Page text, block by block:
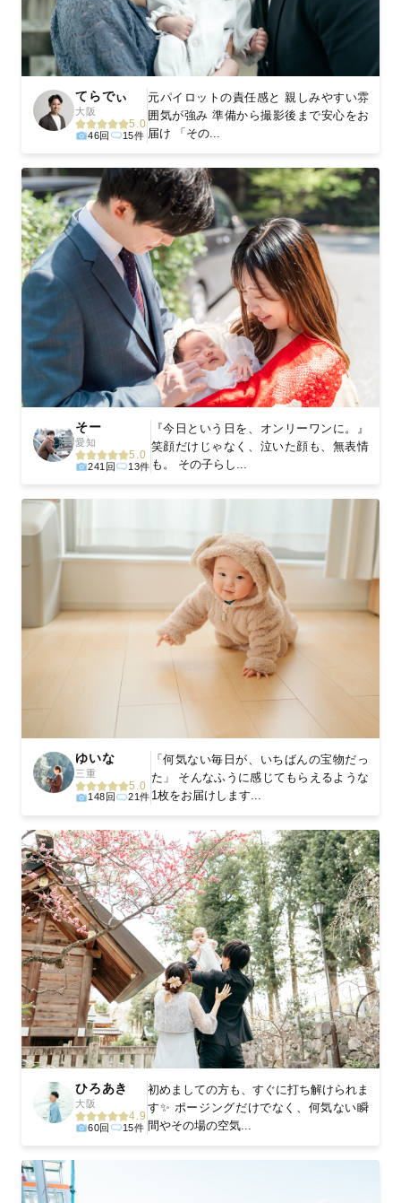
てらでぃ
大阪
5.0
46回 15件
元パイロットの責任感と 親しみやすい雰
囲気が強み 準備から撮影後まで安心をお
届け 「その...
そー
愛知
5.0
241回 13件
『今日という日を、オンリーワンに。』
笑顔だけじゃなく、泣いた顔も、無表情
も。 その子らし...
ゆいな
三重
5.0
148回 21件
「何気ない毎日が、いちばんの宝物だっ
た」 そんなふうに感じてもらえるような
1枚をお届けします...
ひろあき
大阪
4.9
60回 15件
初めましての方も、すぐに打ち解けられま
す✨ ポージングだけでなく、何気ない瞬
間やその場の空気...